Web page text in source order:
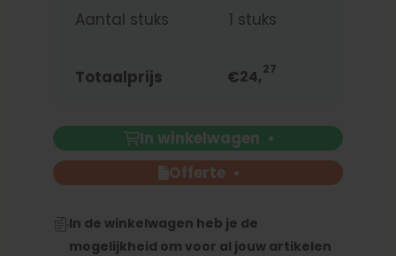
Aantal stuks
1 stuks
Totaalprijs €24,27
In winkelwagen
Offerte
In de winkelwagen heb je de
mogelijkheid om voor al jouw artikelen